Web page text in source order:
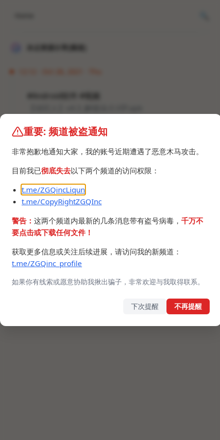
©2024 ZGQ Inc.All rights reserved
重要: 频道被盗通知
非常抱歉地通知大家，我的账号近期遭遇了恶意木马攻击。
目前我已彻底失去以下两个频道的访问权限：
t.me/ZGQincLiqun
t.me/CopyRightZGQInc
警告： 这两个频道内最新的几条消息带有盗号病毒， 千万不
要点击或下载任何文件！
获取更多信息或关注后续进展，请访问我的新频道：
t.me/ZGQinc_profile
如果你有线索或愿意协助我揪出骗子，非常欢迎与我取得联系。
下次提醒 不再提醒